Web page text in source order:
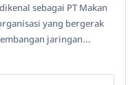
sebagai PT Makan
yang bergerak
jaringan...